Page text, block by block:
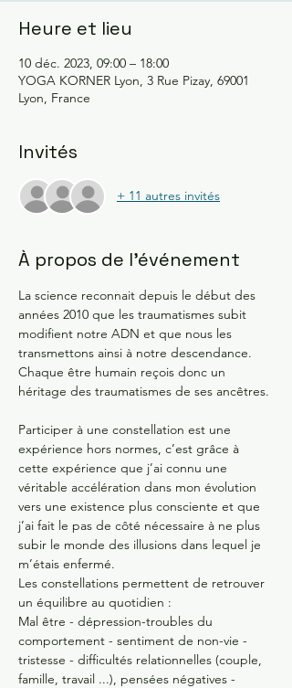
Heure et lieu
10 déc. 2023, 09:00 – 18:00
YOGA KORNER Lyon, 3 Rue Pizay, 69001
Lyon, France
Invités
+ 11 autres invités
À propos de l'événement
La science reconnait depuis le début des
années 2010 que les traumatismes subit
modifient notre ADN et que nous les
transmettons ainsi à notre descendance.
Chaque être humain reçois donc un
héritage des traumatismes de ses ancêtres.
Participer à une constellation est une
expérience hors normes, c’est grâce à
cette expérience que j’ai connu une
véritable accélération dans mon évolution
vers une existence plus consciente et que
j’ai fait le pas de côté nécessaire à ne plus
subir le monde des illusions dans lequel je
m’étais enfermé.
Les constellations permettent de retrouver
un équilibre au quotidien :
Mal être - dépression-troubles du
comportement - sentiment de non-vie -
tristesse - difficultés relationnelles (couple,
famille, travail ...), pensées négatives -